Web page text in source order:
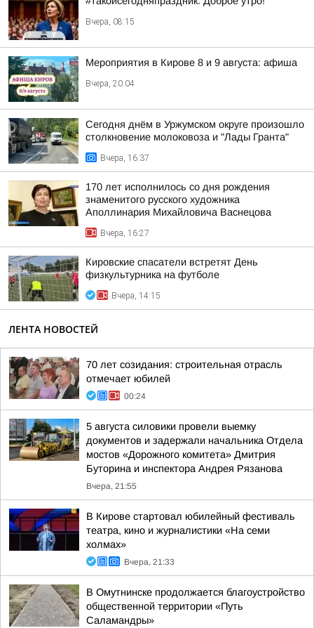
Вчера, 08:15
Мероприятия в Кирове 8 и 9 августа: афиша
Вчера, 20:04
Сегодня днём в Уржумском округе произошло
столкновение молоковоза и "Лады Гранта"
Вчера, 16:37
170 лет исполнилось со дня рождения
знаменитого русского художника
Аполлинария Михайловича Васнецова
Вчера, 16:27
Кировские спасатели встретят День
физкультурника на футболе
Вчера, 14:15
ЛЕНТА НОВОСТЕЙ
70 лет созидания: строительная отрасль
отмечает юбилей
00:24
5 августа силовики провели выемку
документов и задержали начальника Отдела
мостов «Дорожного комитета» Дмитрия
Буторина и инспектора Андрея Рязанова
Вчера, 21:55
В Кирове стартовал юбилейный фестиваль
театра, кино и журналистики «На семи
холмах»
Вчера, 21:33
В Омутнинске продолжается благоустройство
общественной территории «Путь
Саламандры»